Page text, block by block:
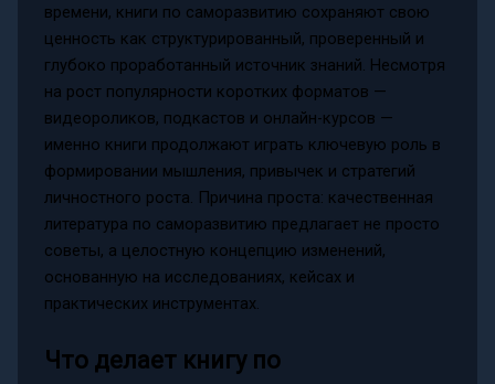
времени, книги по саморазвитию сохраняют свою
ценность как структурированный, проверенный и
глубоко проработанный источник знаний. Несмотря
на рост популярности коротких форматов —
видеороликов, подкастов и онлайн-курсов —
именно книги продолжают играть ключевую роль в
формировании мышления, привычек и стратегий
личностного роста. Причина проста: качественная
литература по саморазвитию предлагает не просто
советы, а целостную концепцию изменений,
основанную на исследованиях, кейсах и
практических инструментах.
Что делает книгу по